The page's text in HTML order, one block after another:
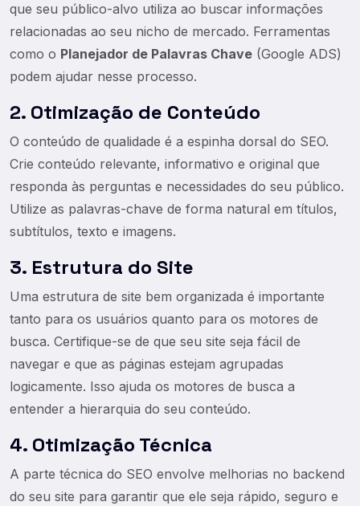
que seu público-alvo utiliza ao buscar informações
relacionadas ao seu nicho de mercado. Ferramentas
como o Planejador de Palavras Chave (Google ADS)
podem ajudar nesse processo.
2. Otimização de Conteúdo
O conteúdo de qualidade é a espinha dorsal do SEO.
Crie conteúdo relevante, informativo e original que
responda às perguntas e necessidades do seu público.
Utilize as palavras-chave de forma natural em títulos,
subtítulos, texto e imagens.
3. Estrutura do Site
Uma estrutura de site bem organizada é importante
tanto para os usuários quanto para os motores de
busca. Certifique-se de que seu site seja fácil de
navegar e que as páginas estejam agrupadas
logicamente. Isso ajuda os motores de busca a
entender a hierarquia do seu conteúdo.
4. Otimização Técnica
A parte técnica do SEO envolve melhorias no backend
do seu site para garantir que ele seja rápido, seguro e